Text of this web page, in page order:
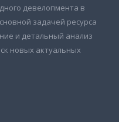
девелопмента в
задачей ресурса
и детальный анализ
новых актуальных